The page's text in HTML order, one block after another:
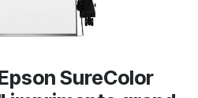
SureColor